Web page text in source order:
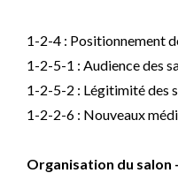
1-2-4 : Positionnement
1-2-5-1 : Audience des
1-2-5-2 : Légitimité des
1-2-2-6 : Nouveaux
Organisation du salon